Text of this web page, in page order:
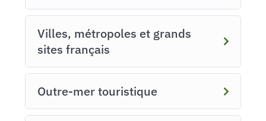
Villes, métropoles et grands
sites français
Outre-mer touristique